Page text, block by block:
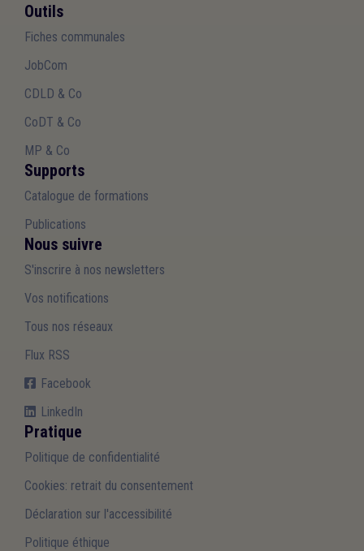
Outils
Fiches communales
JobCom
CDLD & Co
CoDT & Co
MP & Co
Supports
Catalogue de formations
Publications
Nous suivre
S'inscrire à nos newsletters
Vos notifications
Tous nos réseaux
Flux RSS
Facebook
LinkedIn
Pratique
Politique de confidentialité
Cookies: retrait du consentement
Déclaration sur l'accessibilité
Politique éthique